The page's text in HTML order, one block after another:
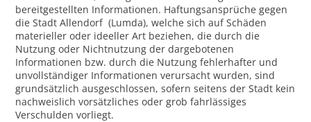
bereitgestellten Informationen. Haftungsansprüche gegen
die Stadt Allendorf (Lumda), welche sich auf Schäden
materieller oder ideeller Art beziehen, die durch die
Nutzung oder Nichtnutzung der dargebotenen
Informationen bzw. durch die Nutzung fehlerhafter und
unvollständiger Informationen verursacht wurden, sind
grundsätzlich ausgeschlossen, sofern seitens der Stadt kein
nachweislich vorsätzliches oder grob fahrlässiges
Verschulden vorliegt.